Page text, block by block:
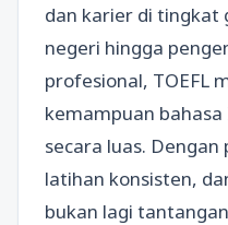
dan karier di tingkat
negeri hingga
profesional, TOEFL
kemampuan
secara luas.
latihan konsisten,
bukan lagi